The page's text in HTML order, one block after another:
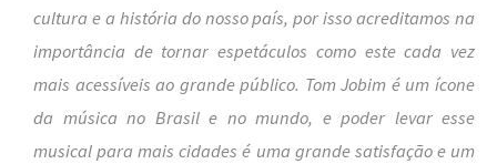
cultura e a história do nosso país, por isso acreditamos na
importância de tornar espetáculos como este cada vez
mais acessíveis ao grande público. Tom Jobim é um ícone
da música no Brasil e no mundo, e poder levar esse
musical para mais cidades é uma grande satisfação e um